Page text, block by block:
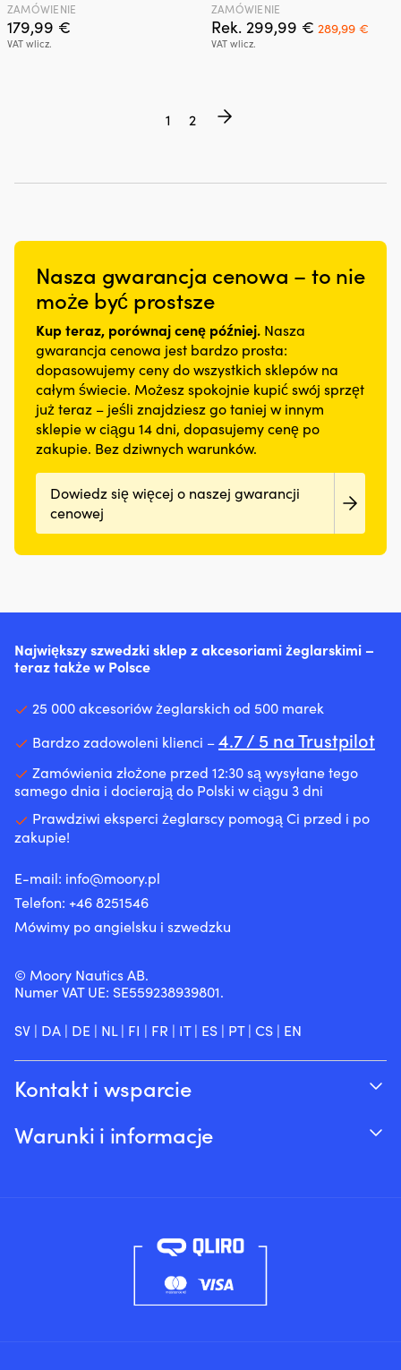
179,99 €
VAT wlicz.
ZAMÓWIENIE
Rek. 299,99 € Pierwotna
cena
289,99 €
VAT wlicz.
ZAMÓWIENIE
1 2
Nasza gwarancja cenowa – to nie
może być prostsze
Kup teraz, porównaj cenę później. Nasza
gwarancja cenowa jest bardzo prosta:
dopasowujemy ceny do wszystkich sklepów na
całym świecie. Możesz spokojnie kupić swój sprzęt
już teraz – jeśli znajdziesz go taniej w innym
sklepie w ciągu 14 dni, dopasujemy cenę po
zakupie. Bez dziwnych warunków.
Dowiedz się więcej o naszej gwarancji
cenowej
Największy szwedzki sklep z akcesoriami żeglarskimi –
teraz także w Polsce
25 000 akcesoriów żeglarskich od 500 marek
Bardzo zadowoleni klienci –4.7 / 5 na Trustpilot
Zamówienia złożone przed 12:30 są wysyłane tego
samego dnia i docierają do Polski w ciągu 3 dni
Prawdziwi eksperci żeglarscy pomogą Ci przed i po
zakupie!
E-mail: info@moory.pl
Telefon: +46 8251546
Mówimy po angielsku i szwedzku
© Moory Nautics AB.
Numer VAT UE: SE559238939801.
SV | DA | DE | NL| FI | FR | IT| ES | PT| CS | EN
Kontakt i wsparcie
Wyślij nam e-mail na adres info@moory.pl
Warunki i informacje
Zwroty i refundacje
Warunki sprzedaży
Polityka prywatności